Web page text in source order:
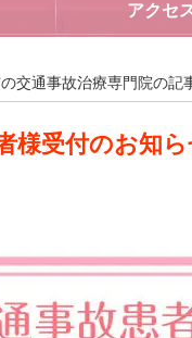
アクセ
交通事故治療専門院の記
様受付のお知